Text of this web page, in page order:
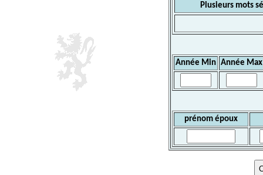
Plusieurs mots
Année Min Année Max
prénom époux